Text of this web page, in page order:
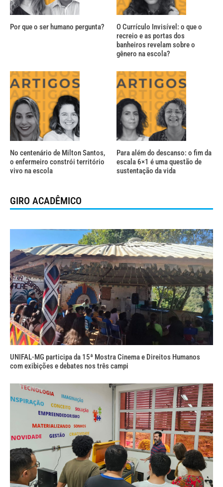
Por que o ser humano pergunta?
O Currículo Invisível: o que o
recreio e as portas dos
banheiros revelam sobre o
gênero na escola?
No centenário de Milton Santos,
o enfermeiro constrói território
vivo na escola
Para além do descanso: o fim da
escala 6×1 é uma questão de
sustentação da vida
GIRO ACADÊMICO
UNIFAL-MG participa da 15ª Mostra Cinema e Direitos Humanos
com exibições e debates nos três campi